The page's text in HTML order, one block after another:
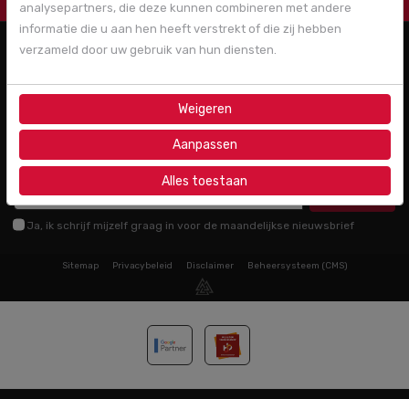
DIENSTEN
AL MEER DAN 20 JAAR ERVARING IN ONLINE GROEI
MELD JE AAN VOOR ONZE NIEUWSBRIEF!
Aanmelden
Ja, ik schrijf mijzelf graag in voor de maandelijkse nieuwsbrief
Sitemap Privacybeleid Disclaimer Beheersysteem (CMS)
analysepartners, die deze kunnen combineren met andere
informatie die u aan hen heeft verstrekt of die zij hebben
verzameld door uw gebruik van hun diensten.
Weigeren
Aanpassen
Alles toestaan